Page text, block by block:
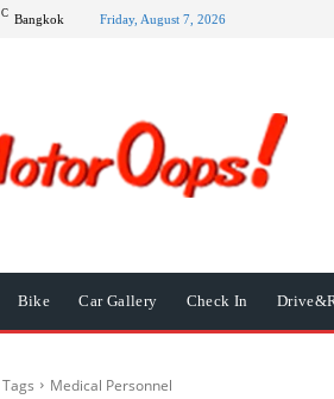
C Bangkok Friday, August 7, 2026
Bike Car Gallery Check In
Tags Medical Personnel